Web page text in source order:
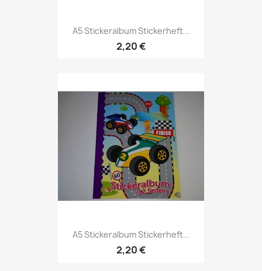
A5 Stickeralbum Stickerheft...
2,20 €
A5 Stickeralbum Stickerheft...
2,20 €